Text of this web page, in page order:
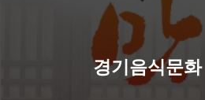
경기음식문